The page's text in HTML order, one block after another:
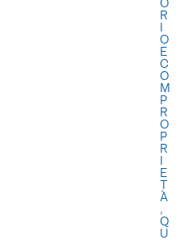
R
I
O
E
C
O
M
P
R
O
P
R
I
E
T
À
,
Q
U